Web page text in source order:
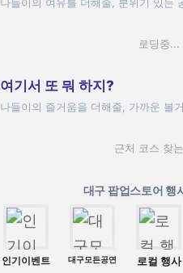
로딩중...
여기서 또 뭐 하지?
나들이의 즐거움을 더해줄, 가까운 볼
근처 코스 찾
대구 팝업스토어 행
인기이벤트 대구모든공연 로컬 행사